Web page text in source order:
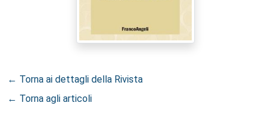
← Torna ai dettagli della Rivista
← Torna agli articoli